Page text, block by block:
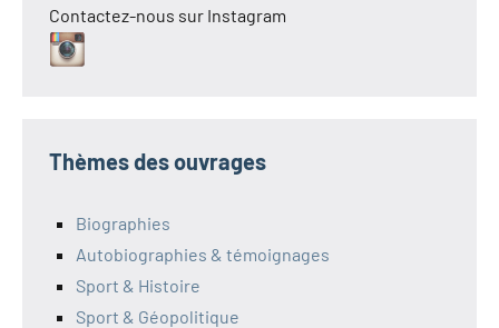
Contactez-nous sur Instagram
Thèmes des ouvrages
Biographies
Autobiographies & témoignages
Sport & Histoire
Sport & Géopolitique